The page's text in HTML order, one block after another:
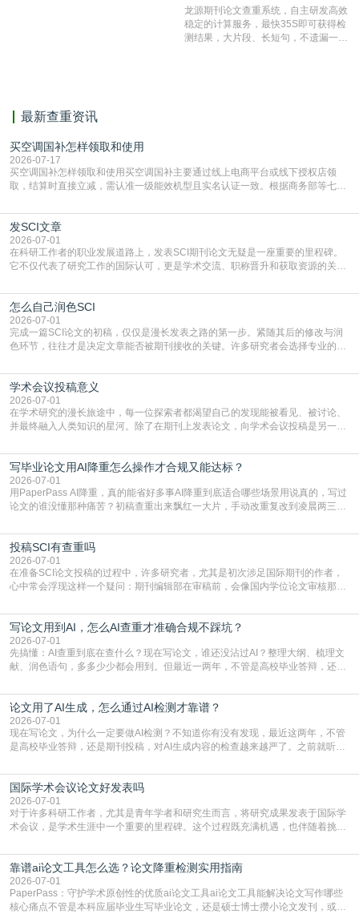
测时注意填写第一作者,才能排除已发
表文献复制比。（限制字符数1万）
龙源期刊论文查重系统，自主研发高效
稳定的计算服务，最快35S即可获得检
测结果，大片段、长短句，不遗漏一处
最新查重资讯
买空调国补怎样领取和使用
2026-07-17
买空调国补怎样领取和使用买空调国补主要通过线上电商平台或线下授权店领
取，结算时直接立减‌，需认准一级能效机型且实名认证一致。根据商务部等七部
能领到补贴首选‌京东APP‌搜索专属口令(如【家电补贴1637】、【国补立省
4949】等，口令会随活动更新，以页面显示为准)进入补贴专场。淘宝/天猫也可
复制粘贴【8$FKFGgJq
发SCI文章
2026-07-01
在科研工作者的职业发展道路上，发表SCI期刊论文无疑是一座重要的里程碑。
它不仅代表了研究工作的国际认可，更是学术交流、职称晋升和获取资源的关键
战与困惑。从选题立意到投稿回应，每一步都需要精心的策略与扎实的工作。本
篇AEIC学术交流中心小编就为大家介绍“发SCI文章”。一、精准定位是成功的第
一步发表SCI文章，首要解决的问题是“投
怎么自己润色SCI
2026-07-01
完成一篇SCI论文的初稿，仅仅是漫长发表之路的第一步。紧随其后的修改与润
色环节，往往才是决定文章能否被期刊接收的关键。许多研究者会选择专业的语
质量，更能在此过程中深化对学术写作的理解。如何系统、高效地打磨自己的论
文，使其在语言和学术表达上更符合国际期刊的要求，是每位研究者值得投入学
习的技能。本篇AEIC学术交流中心小编就为大家介
学术会议投稿意义
2026-07-01
在学术研究的漫长旅途中，每一位探索者都渴望自己的发现能被看见、被讨论、
并最终融入人类知识的星河。除了在期刊上发表论文，向学术会议投稿是另一个
广阔学术天地的大门，连接着个体研究与社会网络。本篇AEIC学术交流中心小编
就为大家介绍“学术会议投稿意义”。一、加速研究成果的传播与反馈学术会议通
常具有周期短、时效性强的特点。相比期刊漫长的
写毕业论文用AI降重怎么操作才合规又能达标？
2026-07-01
用PaperPass AI降重，真的能省好多事AI降重到底适合哪些场景用说真的，写过
论文的谁没懂那种痛苦？初稿查重出来飘红一大片，手动改重复改到凌晨两三
到秃头。这时候靠谱的AI降重真的就是救命稻草，选对工具，半天就能搞定你两
三天都做不完的事。不是所有人都需要用AI降重，但如果你符合下面这些场景，
真的可以试试：初稿写完重复率远超要
投稿SCI有查重吗
2026-07-01
在准备SCI论文投稿的过程中，许多研究者，尤其是初次涉足国际期刊的作者，
心中常会浮现这样一个疑问：期刊编辑部在审稿前，会像国内学位论文审核那
论文的初审通过率。实际上，SCI期刊对重复内容的审查是严谨投稿流程中不可
或缺的一环。本篇AEIC学术交流中心小编就为大家介绍“投稿SCI有查重吗”。
一、查重是标准流程答案是明确的：绝大多数S
写论文用到AI，怎么AI查重才准确合规不踩坑？
2026-07-01
先搞懂：AI查重到底在查什么？现在写论文，谁还没沾过AI？整理大纲、梳理文
献、润色语句，多多少少都会用到。但最近一两年，不管是高校毕业答辩，还是
须加做AI查重。很多人分不清，AI查重和普通查重到底有啥区别？这里说透：普
通查重查的是你的文字和已公开文献的重复比例，防的是抄袭；AI查重查的是你
的内容里，有多少是AI生成的，防的是过
论文用了AI生成，怎么通过AI检测才靠谱？
2026-07-01
现在写论文，为什么一定要做AI检测？不知道你有没有发现，最近这两年，不管
是高校毕业答辩，还是期刊投稿，对AI生成内容的检查越来越严了。之前就听身
要求修改，还差点被判定学术不规范，真的太冤了。现在国内多数高校和核心期
刊，都已经明确出台了相关规定：如果使用AI生成内容辅助写作，必须明确标
注，未标注的AI生成内容会被认定为不符合学
国际学术会议论文好发表吗
2026-07-01
对于许多科研工作者，尤其是青年学者和研究生而言，将研究成果发表于国际学
术会议，是学术生涯中一个重要的里程碑。这个过程既充满机遇，也伴随着挑
疑问：国际学术会议论文到底好不好发表？其价值和难度究竟如何衡量。本篇
AEIC学术交流中心小编就为大家介绍“国际学术会议论文好发表吗”。一、会议论
文发表的相对优势与期刊论文相比，国际会议论文的发
靠谱ai论文工具怎么选？论文降重检测实用指南
2026-07-01
PaperPass：守护学术原创性的优质ai论文工具ai论文工具能解决论文写作哪些
核心痛点不管是本科应届毕业生写毕业论文，还是硕士博士攒小论文发刊，或是